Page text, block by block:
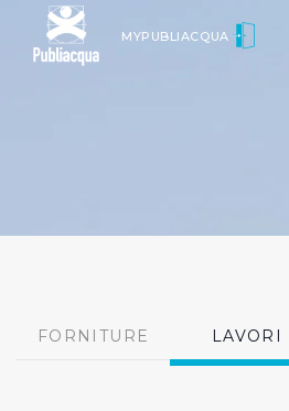
MYPUBLIACQUA
FORNITURE LAVORI